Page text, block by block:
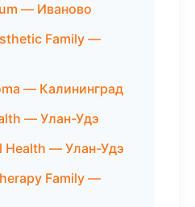
— Иваново
Family —
— Калининград
— Улан-Удэ
Health — Улан-Удэ
Family —